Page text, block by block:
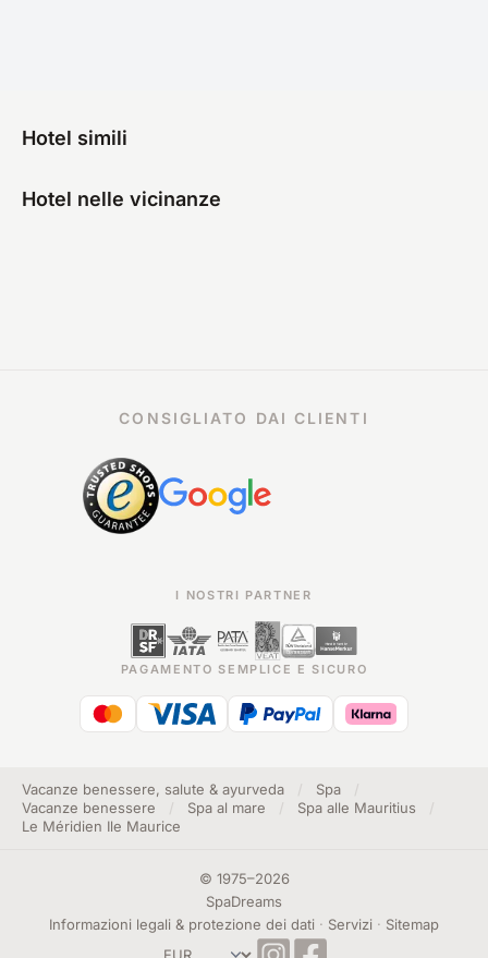
Hotel simili
Hotel nelle vicinanze
CONSIGLIATO DAI CLIENTI
I NOSTRI PARTNER
PAGAMENTO SEMPLICE E SICURO
Vacanze benessere, salute & ayurveda Spa
Vacanze benessere
Spa al mare Spa alle Mauritius
Le Méridien Ile Maurice
© 1975–2026
SpaDreams
Informazioni legali & protezione dei dati · Servizi · Sitemap